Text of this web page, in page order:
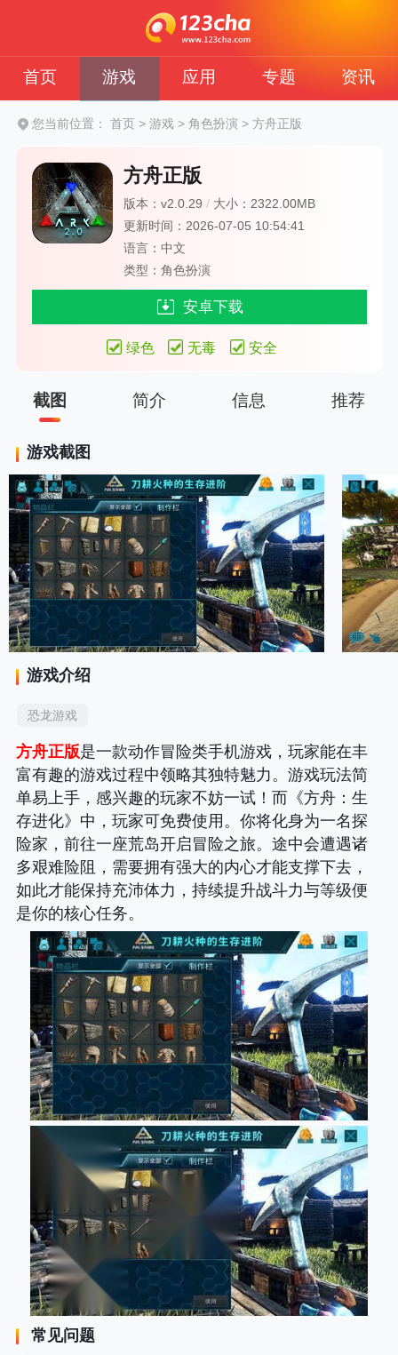
首页 游戏 应用 专题 资讯
您当前位置： 首页 > 游戏 > 角色扮演 >方舟正版
方舟正版
版本：v2.0.29/ 大小：2322.00MB
更新时间：2026-07-05 10:54:41
语言：中文
类型：角色扮演
安卓下载
绿色 无毒 安全
截图 简介 信息 推荐
游戏截图
游戏介绍
恐龙游戏
方舟正版是一款动作冒险类手机游戏，玩家能在丰
富有趣的游戏过程中领略其独特魅力。游戏玩法简
单易上手，感兴趣的玩家不妨一试！而《方舟：生
存进化》中，玩家可免费使用。你将化身为一名探
险家，前往一座荒岛开启冒险之旅。途中会遭遇诸
多艰难险阻，需要拥有强大的内心才能支撑下去，
如此才能保持充沛体力，持续提升战斗力与等级便
是你的核心任务。
常见问题